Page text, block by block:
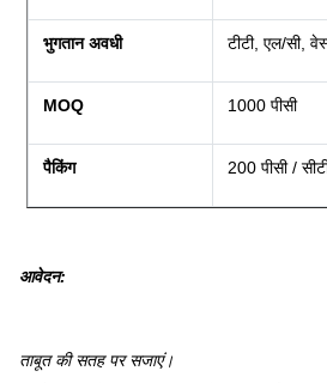
भुगतान अवधी टीटी, एल/सी,
MOQ 1000 पीसी
पैकिंग 200 पीसी /
आवेदन:
ताबूत की सतह पर सजाएं।